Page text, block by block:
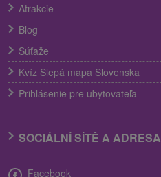
Atrakcie
Blog
Súťaže
Kvíz Slepá mapa Slovenska
Prihlásenie pre ubytovateľa
SOCIÁLNÍ SÍTĚ A ADRESA
Facebook